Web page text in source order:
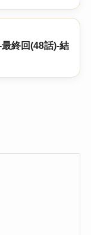
終回(48話)-結